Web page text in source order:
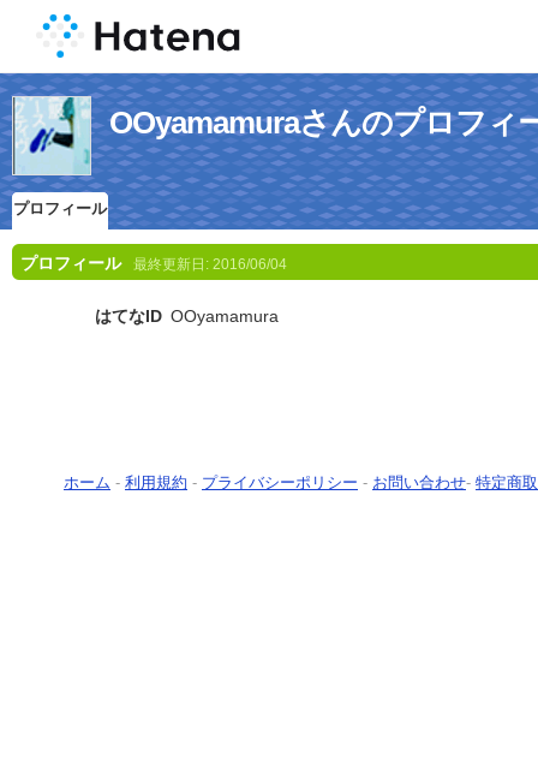
OOyamamuraさんのプロフィ
プロフィール
プロフィール 最終更新日: 2016/06/04
はてなID OOyamamura
ホーム - 利用規約 - プライバシーポリシー - お問い合わせ- 特定商